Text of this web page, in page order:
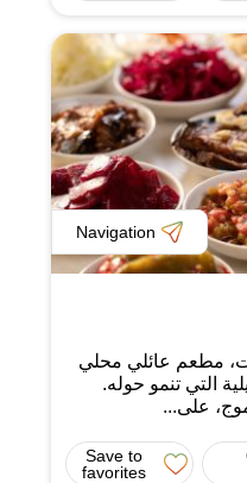
Navigation
مطعم عائلي محلي
التي تنمو حوله.
على...
Save to
favorites